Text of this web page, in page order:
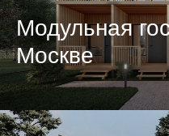
Модульная
Москве